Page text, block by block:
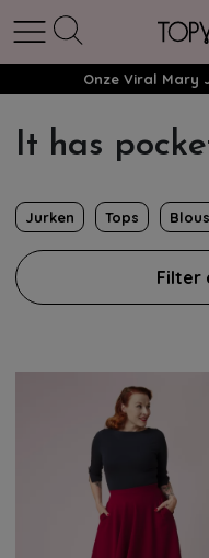
Onze Viral Mary
It has
Jurken Tops
Filter